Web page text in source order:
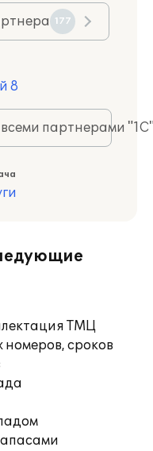
177
8
партнерами
ТМЦ
номеров, сроков